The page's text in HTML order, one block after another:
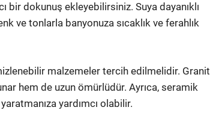
bir dokunuş ekleyebilirsiniz. Suya dayanıklı
ve tonlarla banyonuza sıcaklık ve ferahlık
malzemeler tercih edilmelidir. Granit
hem de uzun ömürlüdür. Ayrıca, seramik
yardımcı olabilir.